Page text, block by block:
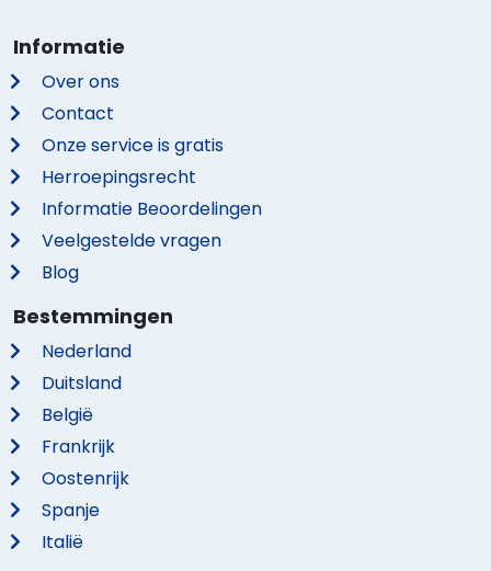
Informatie
Over ons
Contact
Onze service is gratis
Herroepingsrecht
Informatie Beoordelingen
Veelgestelde vragen
Blog
Bestemmingen
Nederland
Duitsland
België
Frankrijk
Oostenrijk
Spanje
Italië